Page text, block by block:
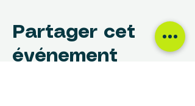
Partager cet
événement